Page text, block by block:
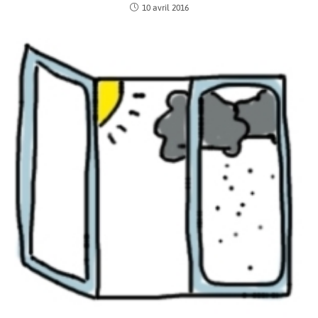
10 avril 2016